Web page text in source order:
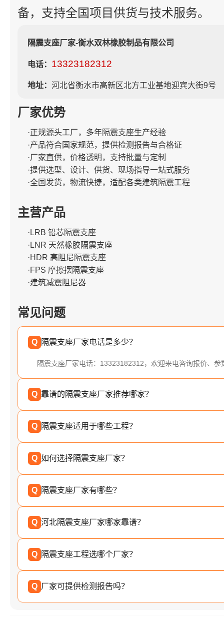
备，支持全国项目供货与技术服务。
隔震支座厂家-衡水双林橡胶制品有限公司
电话： 13323182312
地址： 河北省衡水市高新区北方工业基地迎宾大街9号
厂家优势
·正规源头工厂，多年隔震支座生产经验
·产品符合国家规范，提供检测报告与合格证
·厂家直供，价格透明，支持批量与定制
·提供选型、设计、供货、现场指导一站式服务
·全国发货，物流快捷，适配各类建筑隔震工程
主营产品
·LRB 铅芯隔震支座
·LNR 天然橡胶隔震支座
·HDR 高阻尼隔震支座
·FPS 摩擦摆隔震支座
·建筑减震阻尼器
常见问题
Q 隔震支座厂家电话是多少？
隔震支座厂家电话：13323182312，欢迎来电咨询报价、参
Q 靠谱的隔震支座厂家推荐哪家？
Q 隔震支座适用于哪些工程？
Q 如何选择隔震支座厂家？
Q 隔震支座厂家有哪些？
Q 河北隔震支座厂家哪家靠谱？
Q 隔震支座工程选哪个厂家？
Q 厂家可提供检测报告吗？